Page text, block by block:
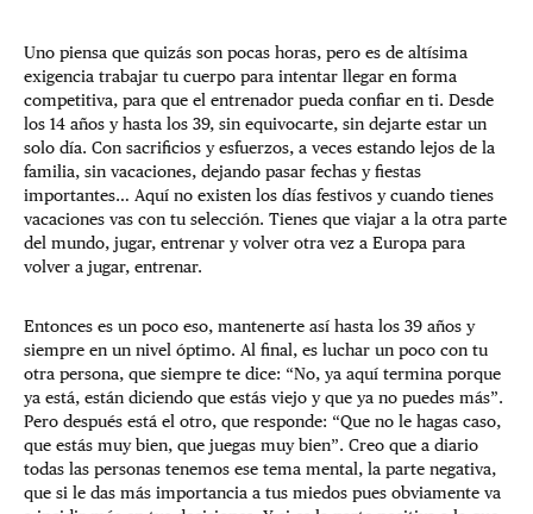
Uno piensa que quizás son pocas horas, pero es de altísima
exigencia trabajar tu cuerpo para intentar llegar en forma
competitiva, para que el entrenador pueda confiar en ti. Desde
los 14 años y hasta los 39, sin equivocarte, sin dejarte estar un
solo día. Con sacrificios y esfuerzos, a veces estando lejos de la
familia, sin vacaciones, dejando pasar fechas y fiestas
importantes… Aquí no existen los días festivos y cuando tienes
vacaciones vas con tu selección. Tienes que viajar a la otra parte
del mundo, jugar, entrenar y volver otra vez a Europa para
volver a jugar, entrenar.
Entonces es un poco eso, mantenerte así hasta los 39 años y
siempre en un nivel óptimo. Al final, es luchar un poco con tu
otra persona, que siempre te dice: “No, ya aquí termina porque
ya está, están diciendo que estás viejo y que ya no puedes más”.
Pero después está el otro, que responde: “Que no le hagas caso,
que estás muy bien, que juegas muy bien”. Creo que a diario
todas las personas tenemos ese tema mental, la parte negativa,
que si le das más importancia a tus miedos pues obviamente va